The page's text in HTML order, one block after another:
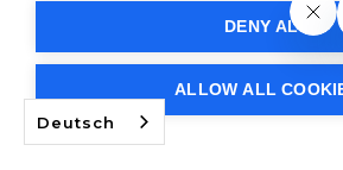
Copyright © 2026 Athena® Ag. Alle
Lageplan
Vereinigte Staaten
DENY ALL
ALLOW ALL
Deutsch